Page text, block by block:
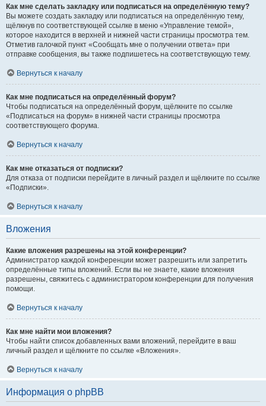
Как мне сделать закладку или подписаться на определённую тему?
Вы можете создать закладку или подписаться на определённую тему,
щёлкнув по соответствующей ссылке в меню «Управление темой»,
которое находится в верхней и нижней части страницы просмотра тем.
Отметив галочкой пункт «Сообщать мне о получении ответа» при
отправке сообщения, вы также подпишетесь на соответствующую тему.
Вернуться к началу
Как мне подписаться на определённый форум?
Чтобы подписаться на определённый форум, щёлкните по ссылке
«Подписаться на форум» в нижней части страницы просмотра
соответствующего форума.
Вернуться к началу
Как мне отказаться от подписки?
Для отказа от подписки перейдите в личный раздел и щёлкните по ссылке
«Подписки».
Вернуться к началу
Вложения
Какие вложения разрешены на этой конференции?
Администратор каждой конференции может разрешить или запретить
определённые типы вложений. Если вы не знаете, какие вложения
разрешены, свяжитесь с администратором конференции для получения
помощи.
Вернуться к началу
Как мне найти мои вложения?
Чтобы найти список добавленных вами вложений, перейдите в ваш
личный раздел и щёлкните по ссылке «Вложения».
Вернуться к началу
Информация о phpBB